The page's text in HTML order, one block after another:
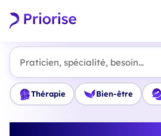
Praticien, spécialité, besoin...
Thérapie Bien-être